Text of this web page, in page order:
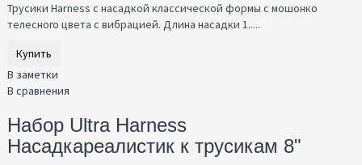
Трусики Harness с насадкой классической формы с мошонко
телесного цвета с вибрацией. Длина насадки 1.....
Купить
В заметки
В сравнения
Набор Ultra Harness
Насадкареалистик к трусикам 8"